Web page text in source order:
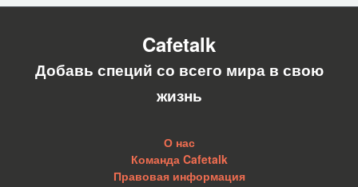
Cafetalk
Добавь специй со всего мира в свою
жизнь
О нас
Команда Cafetalk
Правовая информация